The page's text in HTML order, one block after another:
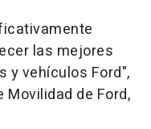
las mejores
y vehículos Ford",
de Ford,